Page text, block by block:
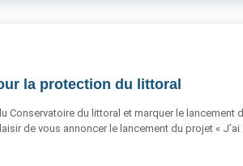
la protection du littoral
Conservatoire du littoral et marquer le
de vous annoncer le lancement du projet « J’ai